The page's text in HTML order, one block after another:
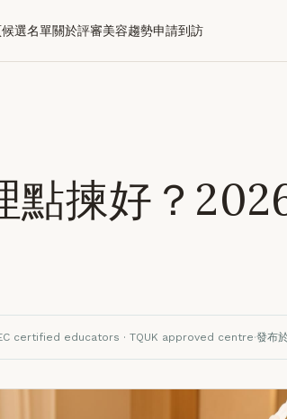
候選名單關於評審美容趨勢申請到訪
點揀好？
certified educators · TQUK approved centre·發布